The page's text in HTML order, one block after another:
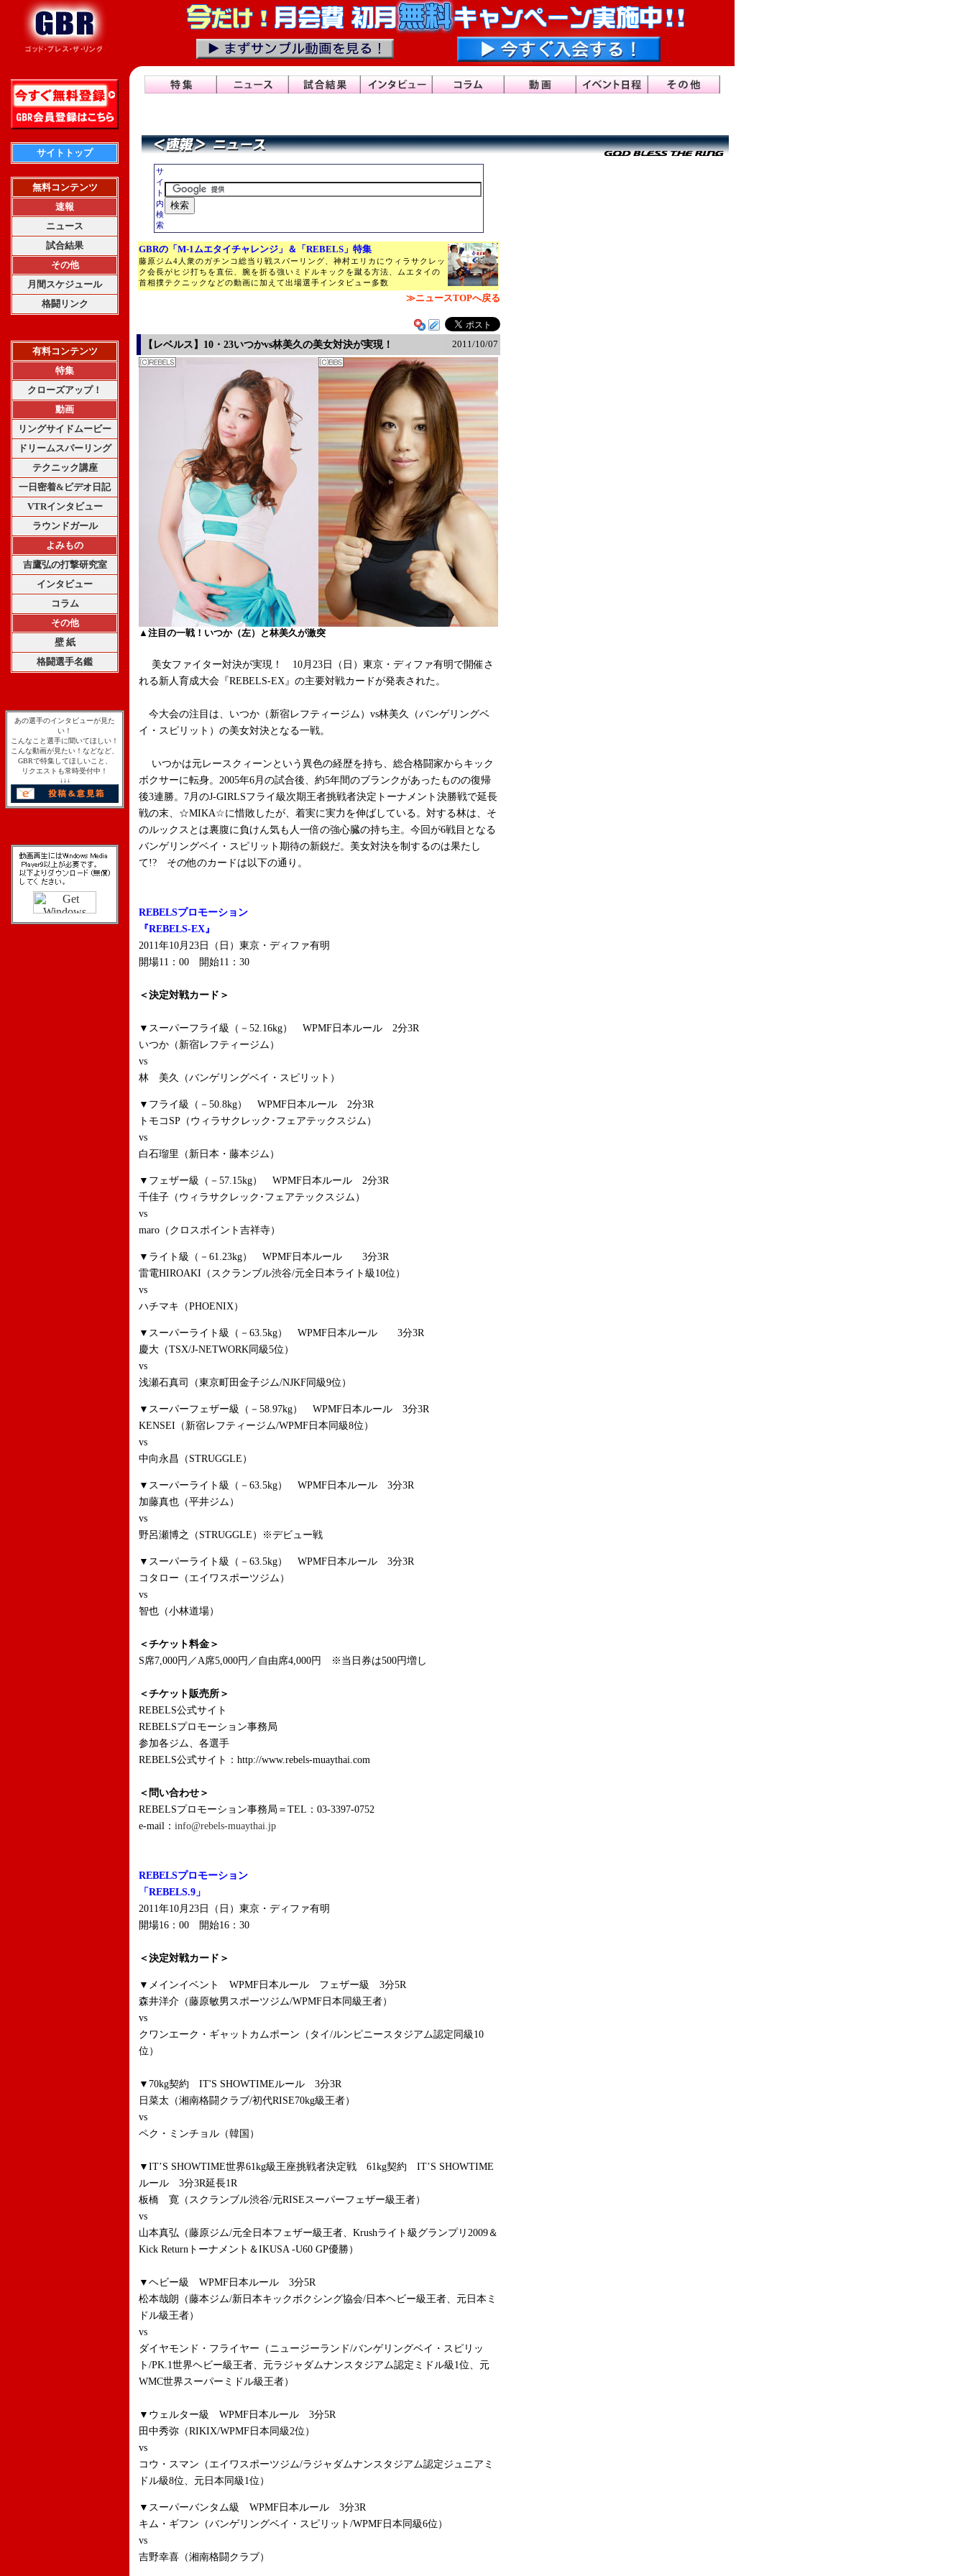
サイトトップ
無料コンテンツ
速報
ニュース
試合結果
その他
月間スケジュール
格闘リンク
有料コンテンツ
特集
クローズアップ！
動画
リングサイドムービー
ドリームスパーリング
テクニック講座
一日密着&ビデオ日記
VTRインタビュー
ラウンドガール
よみもの
吉鷹弘の打撃研究室
インタビュー
コラム
その他
壁 紙
格闘選手名鑑
あの選手のインタビューが見た
い！
こんなこと選手に聞いてほしい！
こんな動画が見たい！などなど、
GBRで特集してほしいこと、
リクエストも常時受付中！
↓↓↓
サ
イ
ト
内
検
索
GBRの「M-1ムエタイチャレンジ」＆「REBELS」特集
藤原ジム4人衆のガチンコ総当り戦スパーリング、神村エリカにウィラサクレッ
ク会長がヒジ打ちを直伝、腕を折る強いミドルキックを蹴る方法、ムエタイの
首相撲テクニックなどの動画に加えて出場選手インタビュー多数
≫ニュースTOPへ戻る
【レベルス】10・23いつかvs林美久の美女対決が実現！ 2011/10/07
▲注目の一戦！いつか（左）と林美久が激突
美女ファイター対決が実現！ 10月23日（日）東京・ディファ有明で開催さ
れる新人育成大会『REBELS-EX』の主要対戦カードが発表された。
今大会の注目は、いつか（新宿レフティージム）vs林美久（バンゲリングベ
イ・スピリット）の美女対決となる一戦。
いつかは元レースクィーンという異色の経歴を持ち、総合格闘家からキック
ボクサーに転身。2005年6月の試合後、約5年間のブランクがあったものの復帰
後3連勝。7月のJ-GIRLSフライ級次期王者挑戦者決定トーナメント決勝戦で延長
戦の末、☆MIKA☆に惜敗したが、着実に実力を伸ばしている。対する林は、そ
のルックスとは裏腹に負けん気も人一倍の強心臓の持ち主。今回が6戦目となる
バンゲリングベイ・スピリット期待の新鋭だ。美女対決を制するのは果たし
て!? その他のカードは以下の通り。
REBELSプロモーション
『REBELS-EX』
2011年10月23日（日）東京・ディファ有明
開場11：00 開始11：30
＜決定対戦カード＞
▼スーパーフライ級（－52.16kg） WPMF日本ルール 2分3R
いつか（新宿レフティージム）
vs
林 美久（バンゲリングベイ・スピリット）
▼フライ級（－50.8kg） WPMF日本ルール 2分3R
トモコSP（ウィラサクレック･フェアテックスジム）
vs
白石瑠里（新日本・藤本ジム）
▼フェザー級（－57.15kg） WPMF日本ルール 2分3R
千佳子（ウィラサクレック･フェアテックスジム）
vs
maro（クロスポイント吉祥寺）
▼ライト級（－61.23kg） WPMF日本ルール 3分3R
雷電HIROAKI（スクランブル渋谷/元全日本ライト級10位）
vs
ハチマキ（PHOENIX）
▼スーパーライト級（－63.5kg） WPMF日本ルール 3分3R
慶大（TSX/J-NETWORK同級5位）
vs
浅瀬石真司（東京町田金子ジム/NJKF同級9位）
▼スーパーフェザー級（－58.97kg） WPMF日本ルール 3分3R
KENSEI（新宿レフティージム/WPMF日本同級8位）
vs
中向永昌（STRUGGLE）
▼スーパーライト級（－63.5kg） WPMF日本ルール 3分3R
加藤真也（平井ジム）
vs
野呂瀬博之（STRUGGLE）※デビュー戦
▼スーパーライト級（－63.5kg） WPMF日本ルール 3分3R
コタロー（エイワスポーツジム）
vs
智也（小林道場）
＜チケット料金＞
S席7,000円／A席5,000円／自由席4,000円 ※当日券は500円増し
＜チケット販売所＞
REBELS公式サイト
REBELSプロモーション事務局
参加各ジム、各選手
REBELS公式サイト：http://www.rebels-muaythai.com
＜問い合わせ＞
REBELSプロモーション事務局＝TEL：03-3397-0752
e-mail： info@rebels-muaythai.jp
REBELSプロモーション
「REBELS.9」
2011年10月23日（日）東京・ディファ有明
開場16：00 開始16：30
＜決定対戦カード＞
▼メインイベント WPMF日本ルール フェザー級 3分5R
森井洋介（藤原敏男スポーツジム/WPMF日本同級王者）
vs
クワンエーク・ギャットカムポーン（タイ/ルンピニースタジアム認定同級10
位）
▼70kg契約 IT'S SHOWTIMEルール 3分3R
日菜太（湘南格闘クラブ/初代RISE70kg級王者）
vs
ペク・ミンチョル（韓国）
▼IT’S SHOWTIME世界61kg級王座挑戦者決定戦 61kg契約 IT’S SHOWTIME
ルール 3分3R延長1R
板橋 寛（スクランブル渋谷/元RISEスーパーフェザー級王者）
vs
山本真弘（藤原ジム/元全日本フェザー級王者、Krushライト級グランプリ2009＆
Kick Returnトーナメント＆IKUSA -U60 GP優勝）
▼ヘビー級 WPMF日本ルール 3分5R
松本哉朗（藤本ジム/新日本キックボクシング協会/日本ヘビー級王者、元日本ミ
ドル級王者）
vs
ダイヤモンド・フライヤー（ニュージーランド/バンゲリングベイ・スピリッ
ト/PK.1世界ヘビー級王者、元ラジャダムナンスタジアム認定ミドル級1位、元
WMC世界スーパーミドル級王者）
▼ウェルター級 WPMF日本ルール 3分5R
田中秀弥（RIKIX/WPMF日本同級2位）
vs
コウ・スマン（エイワスポーツジム/ラジャダムナンスタジアム認定ジュニアミ
ドル級8位、元日本同級1位）
▼スーパーバンタム級 WPMF日本ルール 3分3R
キム・ギフン（バンゲリングベイ・スピリット/WPMF日本同級6位）
vs
吉野幸喜（湘南格闘クラブ）